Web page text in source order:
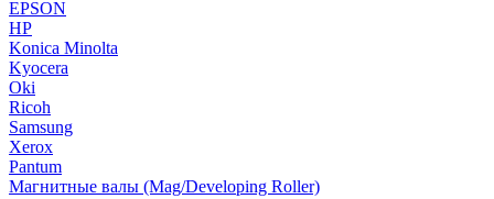
EPSON
HP
Konica Minolta
Kyocera
Oki
Ricoh
Samsung
Xerox
Pantum
Магнитные валы (Mag/Developing Roller)